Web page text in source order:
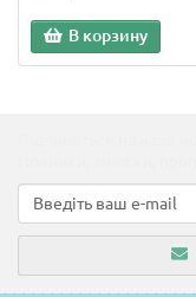
В корзину